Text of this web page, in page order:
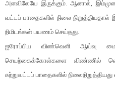
அளவிலேயே இருக்கும். ஆனால்,
வட்டப் பாதைகளில் நிலை
நிமிடங்கள் பயணம் செய்தது.
ஐரோப்பிய விண்வெளி ஆய்வு
செயற்கைக்கோள்களை விண்ணில்
சுற்றுவட்டப் பாதைகளில் நிலைநிறுத்தியது